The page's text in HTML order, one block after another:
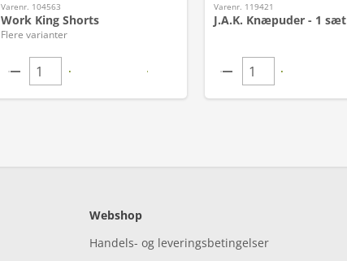
Varenr. 104563
Work King Shorts
Flere varianter
Varenr. 119421
J.A.K. Knæpuder - 1 sæt
Webshop
Handels- og leveringsbetingelser